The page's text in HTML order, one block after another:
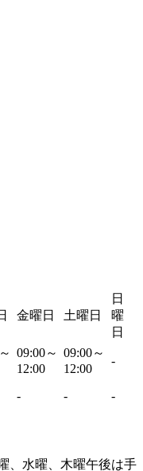
金曜日 土曜日
日
曜
日
09:00～
12:00
09:00～
12:00
-
- - -
水曜、木曜午後は手